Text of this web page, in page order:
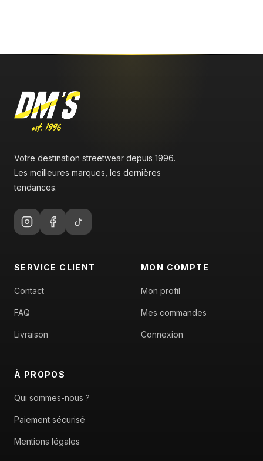
Votre destination streetwear depuis 1996.
Les meilleures marques, les dernières
tendances.
SERVICE CLIENT
Contact
FAQ
Livraison
MON COMPTE
Mon profil
Mes commandes
Connexion
À PROPOS
Qui sommes-nous ?
Paiement sécurisé
Mentions légales